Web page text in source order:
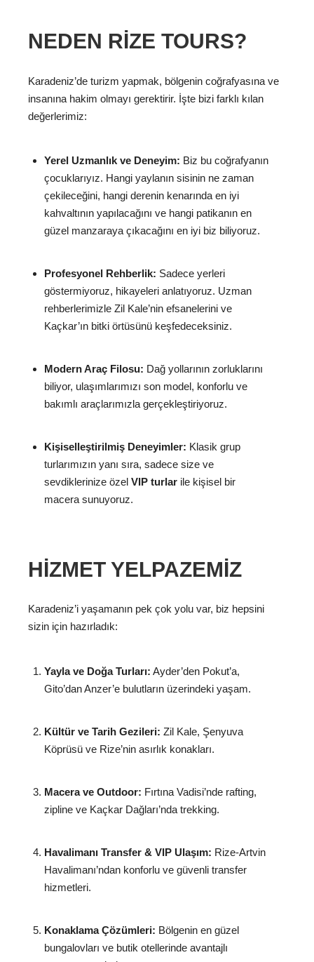
NEDEN RIZE TOURS?
Karadeniz’de turizm yapmak, bölgenin coğrafyasına ve
insanına hakim olmayı gerektirir. İşte bizi farklı kılan
değerlerimiz:
Yerel Uzmanlık ve Deneyim: Biz bu coğrafyanın
çocuklarıyız. Hangi yaylanın sisinin ne zaman
çekileceğini, hangi derenin kenarında en iyi
kahvaltının yapılacağını ve hangi patikanın en
güzel manzaraya çıkacağını en iyi biz biliyoruz.
Profesyonel Rehberlik: Sadece yerleri
göstermiyoruz, hikayeleri anlatıyoruz. Uzman
rehberlerimizle Zil Kale’nin efsanelerini ve
Kaçkar’ın bitki örtüsünü keşfedeceksiniz.
Modern Araç Filosu: Dağ yollarının zorluklarını
biliyor, ulaşımlarımızı son model, konforlu ve
bakımlı araçlarımızla gerçekleştiriyoruz.
Kişiselleştirilmiş Deneyimler: Klasik grup
turlarımızın yanı sıra, sadece size ve
sevdiklerinize özel VIP turlarile kişisel bir
macera sunuyoruz.
HIZMET YELPAZEMIZ
Karadeniz’i yaşamanın pek çok yolu var, biz hepsini
sizin için hazırladık:
Yayla ve Doğa Turları: Ayder’den Pokut’a,
Gito’dan Anzer’e bulutların üzerindeki yaşam.
Kültür ve Tarih Gezileri: Zil Kale, Şenyuva
Köprüsü ve Rize’nin asırlık konakları.
Macera ve Outdoor: Fırtına Vadisi’nde rafting,
zipline ve Kaçkar Dağları’nda trekking.
Havalimanı Transfer & VIP Ulaşım: Rize-Artvin
Havalimanı’ndan konforlu ve güvenli transfer
hizmetleri.
Konaklama Çözümleri: Bölgenin en güzel
bungalovları ve butik otellerinde avantajlı